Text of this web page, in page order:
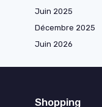
Juin 2025
Décembre 2025
Juin 2026
Shopping